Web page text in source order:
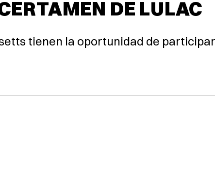
DE LULAC
tienen la oportunidad de